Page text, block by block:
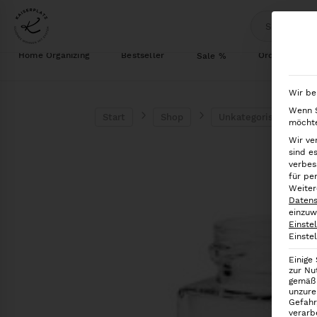
Home Organizing Bestseller Sale % Ordnung im
Wir
Wenn
Wir
sind
für
Einige
zur